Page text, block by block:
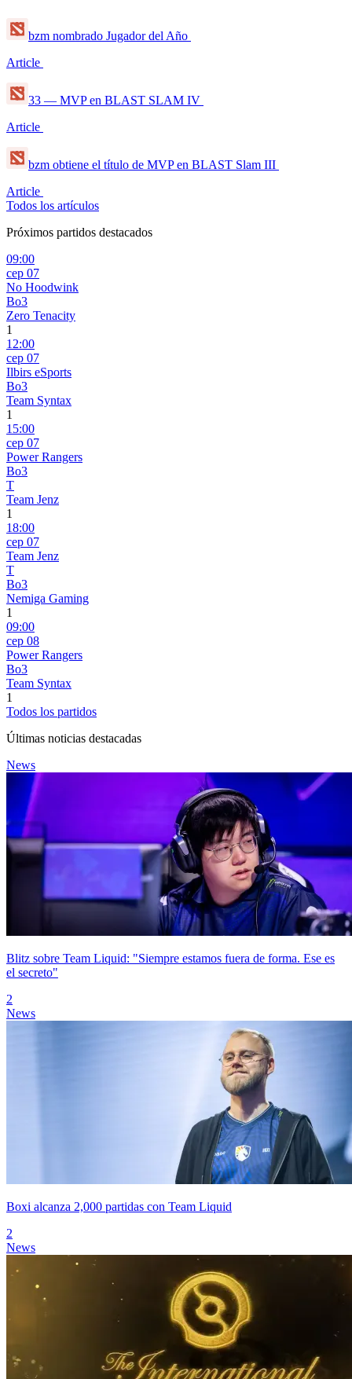
bzm nombrado Jugador del Año
Article
33 — MVP en BLAST SLAM IV
Article
bzm obtiene el título de MVP en BLAST Slam III
Article
Todos los artículos
Próximos partidos destacados
09:00
сер 07
No Hoodwink
Bo3
Zero Tenacity
1
12:00
сер 07
Ilbirs eSports
Bo3
Team Syntax
1
15:00
сер 07
Power Rangers
Bo3
T
Team Jenz
1
18:00
сер 07
Team Jenz
T
Bo3
Nemiga Gaming
1
09:00
сер 08
Power Rangers
Bo3
Team Syntax
1
Todos los partidos
Últimas noticias destacadas
News
Blitz sobre Team Liquid: "Siempre estamos fuera de forma. Ese es
el secreto"
2
News
Boxi alcanza 2,000 partidas con Team Liquid
2
News